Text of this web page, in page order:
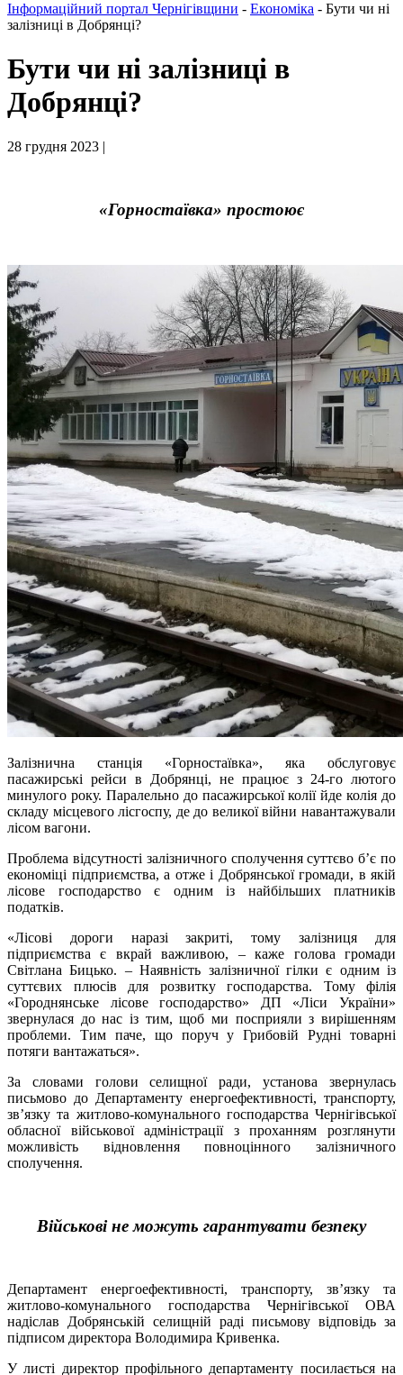
Інформаційний портал Чернігівщини - Економіка - Бути чи ні
залізниці в Добрянці?
Бути чи ні залізниці в
Добрянці?
28 грудня 2023 |
«Горностаївка» простоює
Залізнична станція «Горностаївка», яка обслуговує
пасажирські рейси в Добрянці, не працює з 24-го лютого
минулого року. Паралельно до пасажирської колії йде колія до
складу місцевого лісгоспу, де до великої війни навантажували
лісом вагони.
Проблема відсутності залізничного сполучення суттєво б’є по
економіці підприємства, а отже і Добрянської громади, в якій
лісове господарство є одним із найбільших платників
податків.
«Лісові дороги наразі закриті, тому залізниця для
підприємства є вкрай важливою, – каже голова громади
Світлана Бицько. – Наявність залізничної гілки є одним із
суттєвих плюсів для розвитку господарства. Тому філія
«Городнянське лісове господарство» ДП «Ліси України»
звернулася до нас із тим, щоб ми посприяли з вирішенням
проблеми. Тим паче, що поруч у Грибовій Рудні товарні
потяги вантажаться».
За словами голови селищної ради, установа звернулась
письмово до Департаменту енергоефективності, транспорту,
зв’язку та житлово-комунального господарства Чернігівської
обласної військової адміністрації з проханням розглянути
можливість відновлення повноцінного залізничного
сполучення.
Військові не можуть гарантувати безпеку
Департамент енергоефективності, транспорту, зв’язку та
житлово-комунального господарства Чернігівської ОВА
надіслав Добрянській селищній раді письмову відповідь за
підписом директора Володимира Кривенка.
У листі директор профільного департаменту посилається на